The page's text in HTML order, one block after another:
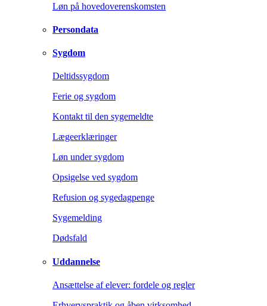
Løn på hovedoverenskomsten
Persondata
Sygdom
Deltidssygdom
Ferie og sygdom
Kontakt til den sygemeldte
Lægeerklæringer
Løn under sygdom
Opsigelse ved sygdom
Refusion og sygedagpenge
Sygemelding
Dødsfald
Uddannelse
Ansættelse af elever: fordele og regler